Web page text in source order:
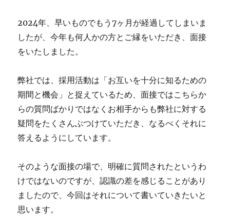
2024年、早いものでもう7ヶ月が経過してしまいま
したが、今年も何人かの方とご縁をいただき、面接
をいたしました。
弊社では、採用活動は「お互いを十分に知るための
期間と機会」と捉えているため、面接ではこちらか
らの質問ばかりではなくお相手からも弊社に対する
疑問をたくさんぶつけていただき、なるべくそれに
答えるようにしています。
そのような面接の場で、明確に質問されたというわ
けではないのですが、認識の差を感じることがあり
ましたので、今回はそれについて書いていきたいと
思います。